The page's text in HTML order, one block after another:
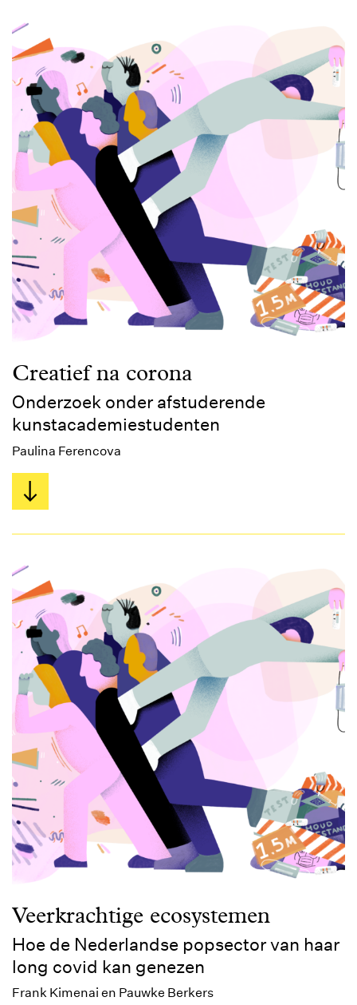
Creatief na corona
Onderzoek onder afstuderende
kunstacademiestudenten
Paulina Ferencova
Veerkrachtige ecosystemen
Hoe de Nederlandse popsector van haar
long covid kan genezen
Frank Kimenai en Pauwke Berkers